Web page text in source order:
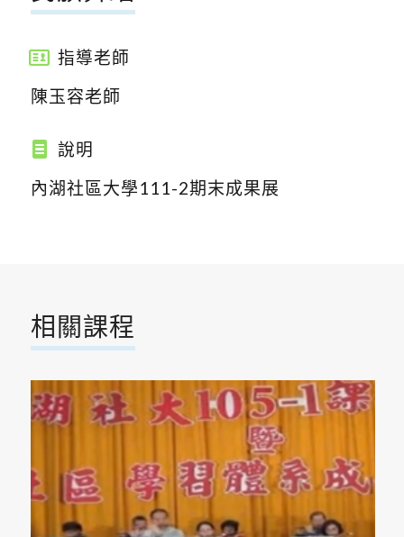
指導老師
陳玉容老師
說明
內湖社區大學111-2期末成果展
相關課程